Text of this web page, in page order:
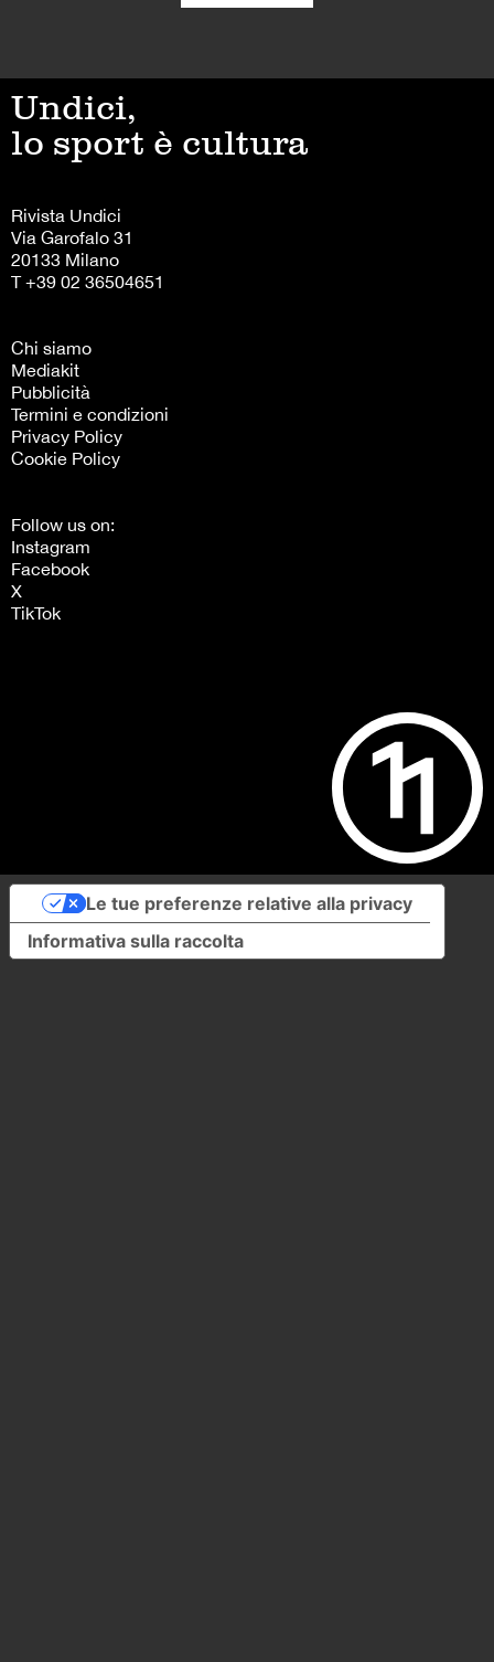
Undici,
lo sport è cultura
Rivista Undici
Via Garofalo 31
20133 Milano
T +39 02 36504651
Chi siamo
Mediakit
Pubblicità
Termini e condizioni
Privacy Policy
Cookie Policy
Follow us on:
Instagram
Facebook
X
TikTok
Informativa sulla raccolta
Le tue preferenze relative alla privacy